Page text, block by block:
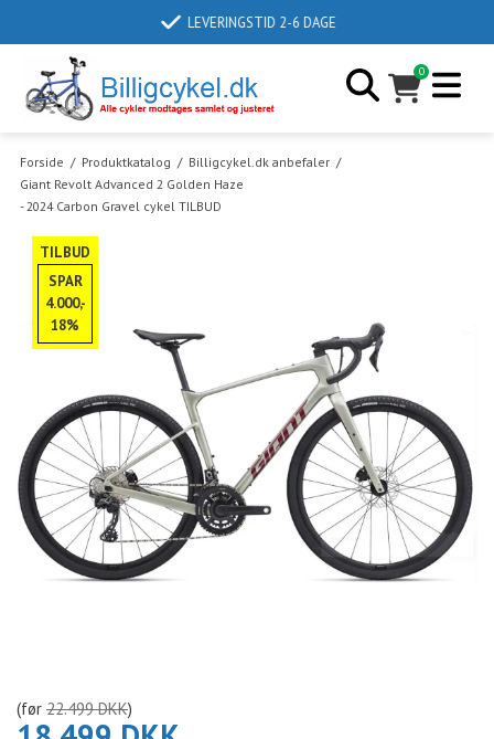
LEVERINGSTID 2-6 DAGE
0
Forside / Produktkatalog / Billigcykel.dk anbefaler /
Giant Revolt Advanced 2 Golden Haze
- 2024 Carbon Gravel cykel TILBUD
TILBUD
SPAR
4.000,-
18%
(før 22.499 DKK)